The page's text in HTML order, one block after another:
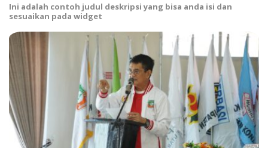
Ini adalah contoh judul deskripsi yang bisa anda isi dan
sesuaikan pada widget